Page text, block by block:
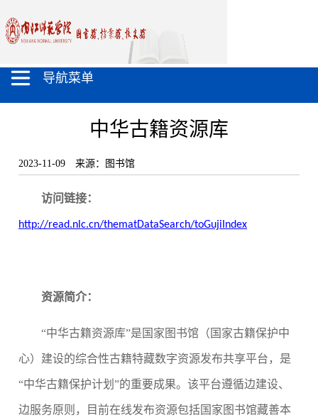
导航菜单
中华古籍资源库
2023-11-09 来源：图书馆
访问链接：
http://read.nlc.cn/thematDataSearch/toGujiIndex
资源简介：
“中华古籍资源库”是国家图书馆（国家古籍保护中
心）建设的综合性古籍特藏数字资源发布共享平台，是
“中华古籍保护计划”的重要成果。该平台遵循边建设、
边服务原则，目前在线发布资源包括国家图书馆藏善本